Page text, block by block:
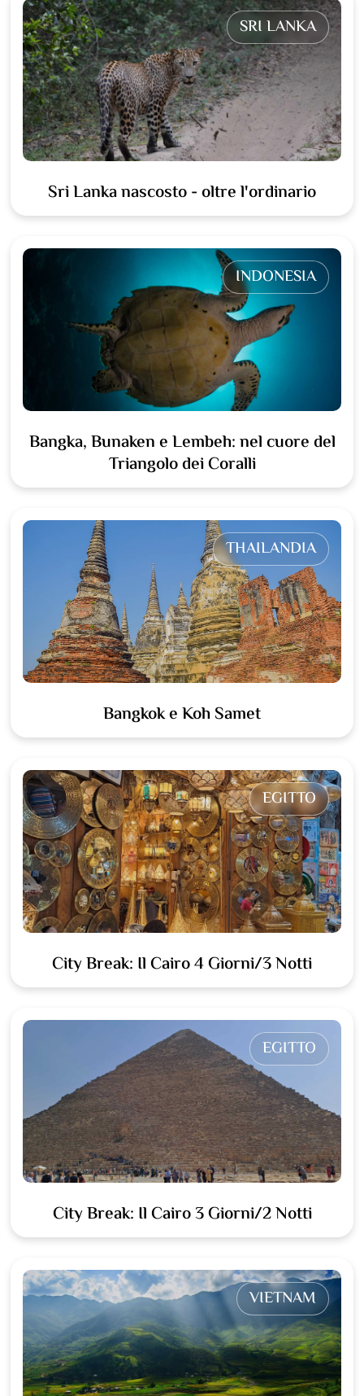
SRI LANKA
Sri Lanka nascosto - oltre l'ordinario
INDONESIA
Bangka, Bunaken e Lembeh: nel cuore del
Triangolo dei Coralli
THAILANDIA
Bangkok e Koh Samet
EGITTO
City Break: Il Cairo 4 Giorni/3 Notti
EGITTO
City Break: Il Cairo 3 Giorni/2 Notti
VIETNAM